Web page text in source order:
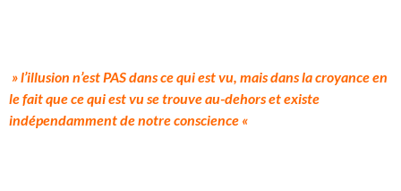
» l’illusion n’est PAS dans ce qui est vu, mais dans la croyance en
le fait que ce qui est vu se trouve au-dehors et existe
indépendamment de notre conscience «